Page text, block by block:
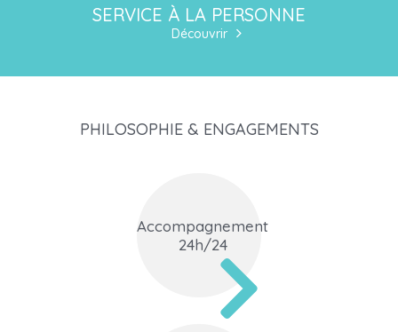
SERVICE À LA PERSONNE
Découvrir
PHILOSOPHIE & ENGAGEMENTS
Accompagnement
24h/24